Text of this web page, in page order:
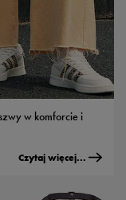
w komforcie i
Czytaj więcej...